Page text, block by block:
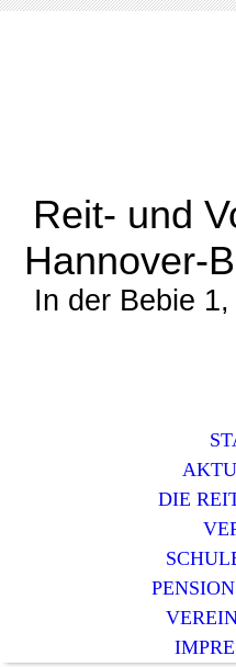
Reit- und
Hannover-
In der Bebie
DIE